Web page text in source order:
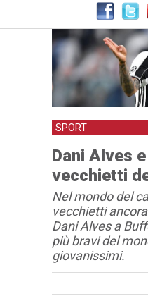
SPORT
Dani Alves
vecchietti
Nel mondo del
vecchietti
Dani Alves a
più bravi del
giovanissimi.
Articolo
Testo articolo principale